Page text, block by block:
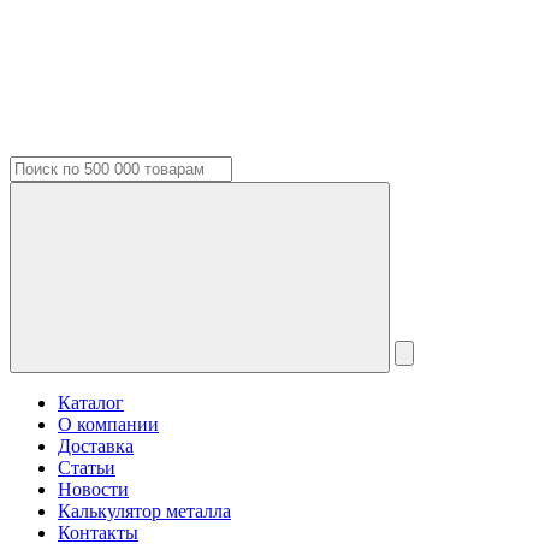
Каталог
О компании
Доставка
Статьи
Новости
Калькулятор металла
Контакты